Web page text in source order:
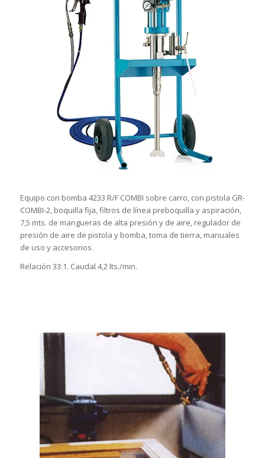
Equipo con bomba 4233 R/F COMBI sobre carro, con pistola GR-
COMBI-2, boquilla fija, filtros de línea preboquilla y aspiración,
7,5 mts. de mangueras de alta presión y de aire, regulador de
presión de aire de pistola y bomba, toma de tierra, manuales
de uso y accesorios.
Relación 33:1. Caudal 4,2 lts./min.